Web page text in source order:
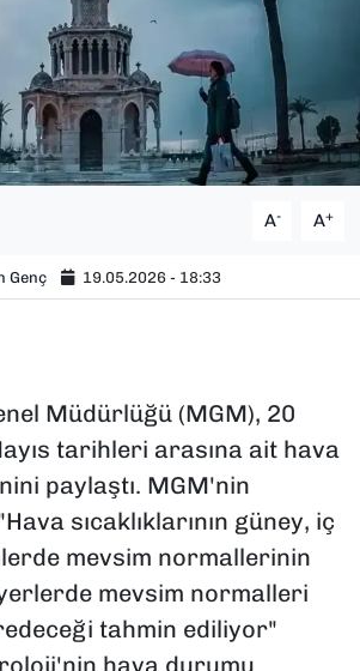
A- A+
Genç 19.05.2026 - 18:33
Müdürlüğü (MGM), 20
tarihleri arasına ait hava
paylaştı. MGM'nin
sıcaklıklarının güney, iç
mevsim normallerinin
mevsim normalleri
tahmin ediliyor"
hava durumu